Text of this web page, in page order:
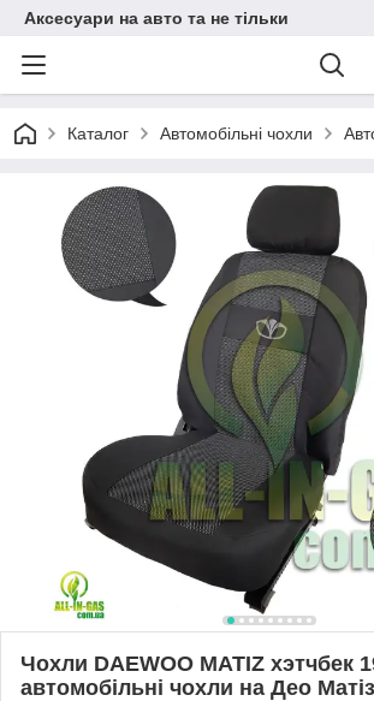
Аксесуари на авто та не тільки
Каталог Автомобільні чохли
Чохли DAEWOO MATIZ хэтчбек
автомобільні чохли на Део